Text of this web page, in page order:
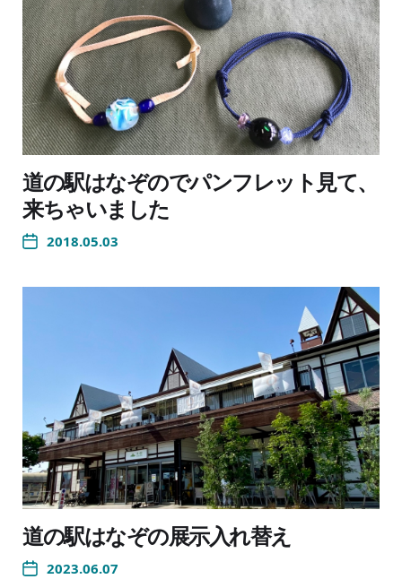
道の駅はなぞのでパンフレット見て、
来ちゃいました
2018.05.03
道の駅はなぞの展示入れ替え
2023.06.07